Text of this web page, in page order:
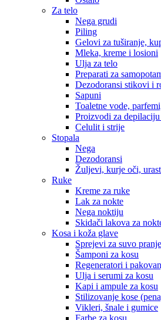
Za telo
Nega grudi
Piling
Gelovi za tuširanje,
Mleka, kreme i losioni
Ulja za telo
Preparati za
Dezodoransi stikovi i
Sapuni
Toaletne vode,
Proizvodi za
Celulit i strije
Stopala
Nega
Dezodoransi
Žuljevi, kurje oči,
Ruke
Kreme za ruke
Lak za nokte
Nega noktiju
Skidači lakova za
Kosa i koža glave
Sprejevi za suvo
Šamponi za kosu
Regeneratori i
Ulja i serumi za kosu
Kapi i ampule za kosu
Stilizovanje kose
Vikleri, šnale i gumice
Farbe za kosu